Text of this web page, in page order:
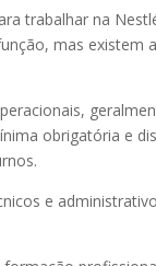
trabalhar na
mas existem
obrigatória e
e